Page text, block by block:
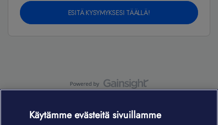
ESITÄ KYSYMYKSESI TÄÄLLÄ!
Käytämme evästeitä sivuillamme